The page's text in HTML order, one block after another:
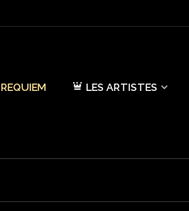
REQUIEM LES ARTISTES